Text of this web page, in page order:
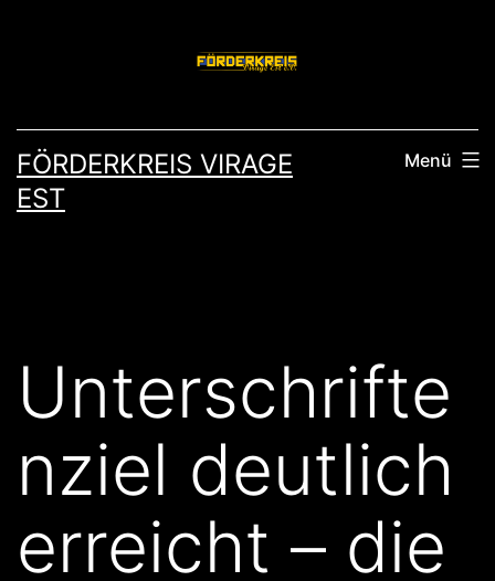
FÖRDERKREIS VIRAGE
EST
Menü
Unterschrifte
nziel deutlich
erreicht – die